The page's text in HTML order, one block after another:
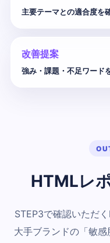
主要テーマとの適合度を
改善提案
強み・課題・不足ワード
HTMLレ
STEP3で確認いただ
大手ブランドの「敏